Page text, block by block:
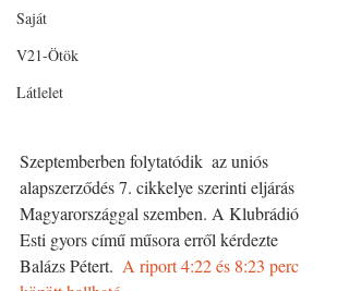
Saját
V21-Ötök
Látlelet
Szeptemberben folytatódik  az uniós
alapszerződés 7. cikkelye szerinti eljárás
Magyarországgal szemben. A Klubrádió
Esti gyors című műsora erről kérdezte
Balázs Pétert. A riport 4:22 és 8:23 perc